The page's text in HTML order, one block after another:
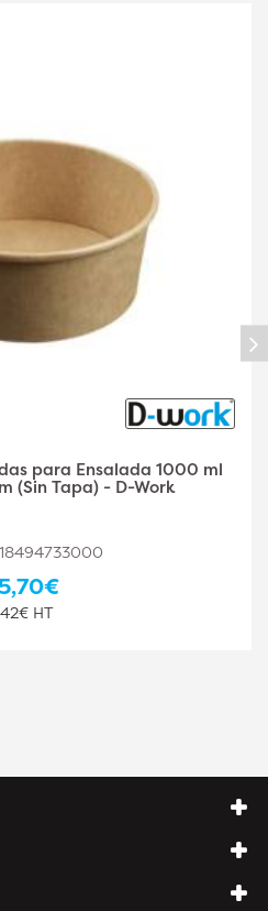
Transparente Redondas
Plástico PET Elegante y
- D-Work
HT